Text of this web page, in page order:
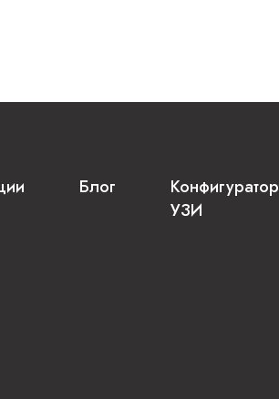
Блог
Конфигуратор
УЗИ